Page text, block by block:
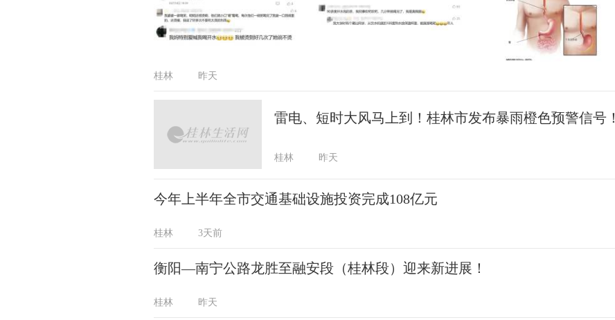
桂林 昨天
雷电、短时大风马上到！桂林市发布暴雨橙色预警信号！
桂林 昨天
今年上半年全市交通基础设施投资完成108亿元
桂林 3天前
衡阳—南宁公路龙胜至融安段（桂林段）迎来新进展！
桂林 昨天